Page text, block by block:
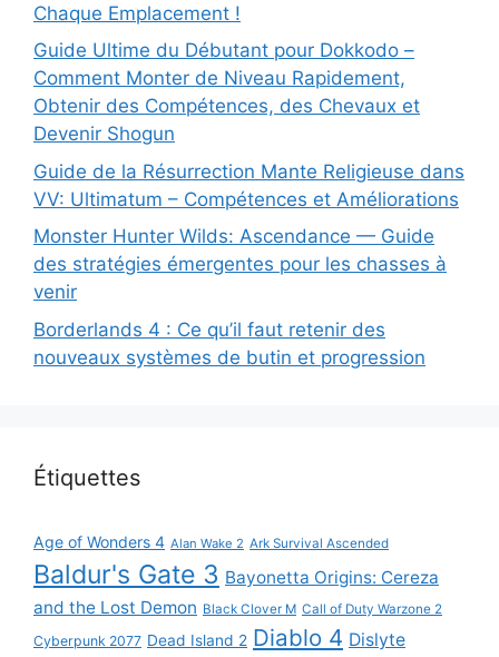
Chaque Emplacement !
Guide Ultime du Débutant pour Dokkodo –
Comment Monter de Niveau Rapidement,
Obtenir des Compétences, des Chevaux et
Devenir Shogun
Guide de la Résurrection Mante Religieuse dans
VV: Ultimatum – Compétences et Améliorations
Monster Hunter Wilds: Ascendance — Guide
des stratégies émergentes pour les chasses à
venir
Borderlands 4 : Ce qu’il faut retenir des
nouveaux systèmes de butin et progression
Étiquettes
Age of Wonders 4 Alan Wake 2 Ark Survival Ascended
Baldur's Gate 3 Bayonetta Origins: Cereza
and the Lost Demon Black Clover M Call of Duty Warzone 2
Cyberpunk 2077 Dead Island 2 Diablo 4 Dislyte